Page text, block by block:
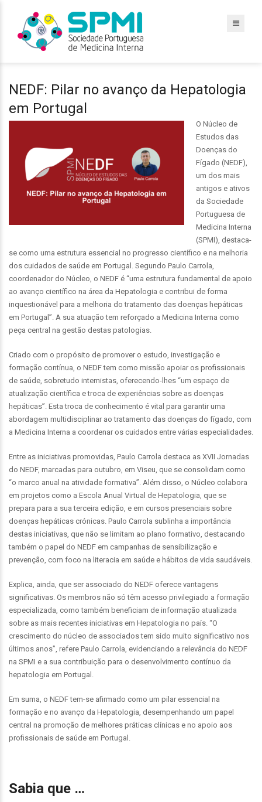
NEDF: Pilar no avanço da Hepatologia
em Portugal
O Núcleo de
Estudos das
Doenças do
Fígado (NEDF),
um dos mais
antigos e ativos
da Sociedade
Portuguesa de
Medicina Interna
(SPMI), destaca-
se como uma estrutura essencial no progresso científico e na melhoria
dos cuidados de saúde em Portugal. Segundo Paulo Carrola,
coordenador do Núcleo, o NEDF é “uma estrutura fundamental de apoio
ao avanço científico na área da Hepatologia e contribui de forma
inquestionável para a melhoria do tratamento das doenças hepáticas
em Portugal”. A sua atuação tem reforçado a Medicina Interna como
peça central na gestão destas patologias.
Criado com o propósito de promover o estudo, investigação e
formação contínua, o NEDF tem como missão apoiar os profissionais
de saúde, sobretudo internistas, oferecendo-lhes “um espaço de
atualização científica e troca de experiências sobre as doenças
hepáticas”. Esta troca de conhecimento é vital para garantir uma
abordagem multidisciplinar ao tratamento das doenças do fígado, com
a Medicina Interna a coordenar os cuidados entre várias especialidades.
Entre as iniciativas promovidas, Paulo Carrola destaca as XVII Jornadas
do NEDF, marcadas para outubro, em Viseu, que se consolidam como
“o marco anual na atividade formativa”. Além disso, o Núcleo colabora
em projetos como a Escola Anual Virtual de Hepatologia, que se
prepara para a sua terceira edição, e em cursos presenciais sobre
doenças hepáticas crónicas. Paulo Carrola sublinha a importância
destas iniciativas, que não se limitam ao plano formativo, destacando
também o papel do NEDF em campanhas de sensibilização e
prevenção, com foco na literacia em saúde e hábitos de vida saudáveis.
Explica, ainda, que ser associado do NEDF oferece vantagens
significativas. Os membros não só têm acesso privilegiado a formação
especializada, como também beneficiam de informação atualizada
sobre as mais recentes iniciativas em Hepatologia no país. “O
crescimento do núcleo de associados tem sido muito significativo nos
últimos anos”, refere Paulo Carrola, evidenciando a relevância do NEDF
na SPMI e a sua contribuição para o desenvolvimento contínuo da
hepatologia em Portugal.
Em suma, o NEDF tem-se afirmado como um pilar essencial na
formação e no avanço da Hepatologia, desempenhando um papel
central na promoção de melhores práticas clínicas e no apoio aos
profissionais de saúde em Portugal.
Sabia que …